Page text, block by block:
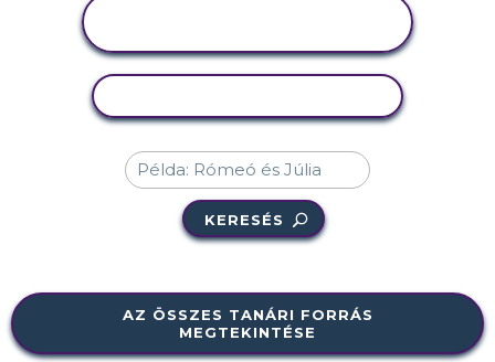
KERESÉS
AZ ÖSSZES TANÁRI FORRÁS
MEGTEKINTÉSE